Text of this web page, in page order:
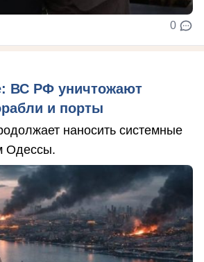
0
ВС РФ уничтожают
и порты
наносить системные
Одессы.